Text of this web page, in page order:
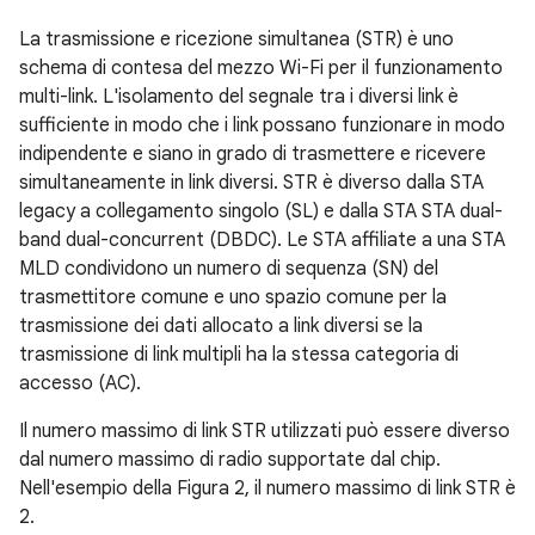
La trasmissione e ricezione simultanea (STR) è uno
schema di contesa del mezzo Wi-Fi per il funzionamento
multi-link. L'isolamento del segnale tra i diversi link è
sufficiente in modo che i link possano funzionare in modo
indipendente e siano in grado di trasmettere e ricevere
simultaneamente in link diversi. STR è diverso dalla STA
legacy a collegamento singolo (SL) e dalla STA STA dual-
band dual-concurrent (DBDC). Le STA affiliate a una STA
MLD condividono un numero di sequenza (SN) del
trasmettitore comune e uno spazio comune per la
trasmissione dei dati allocato a link diversi se la
trasmissione di link multipli ha la stessa categoria di
accesso (AC).
Il numero massimo di link STR utilizzati può essere diverso
dal numero massimo di radio supportate dal chip.
Nell'esempio della Figura 2, il numero massimo di link STR è
2.